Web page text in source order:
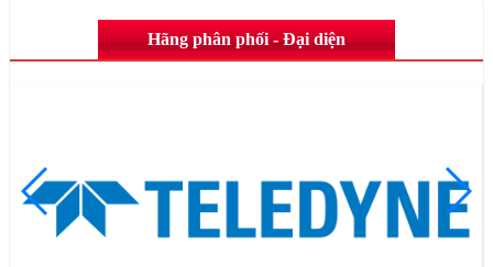
Hãng phân phối - Đại diện